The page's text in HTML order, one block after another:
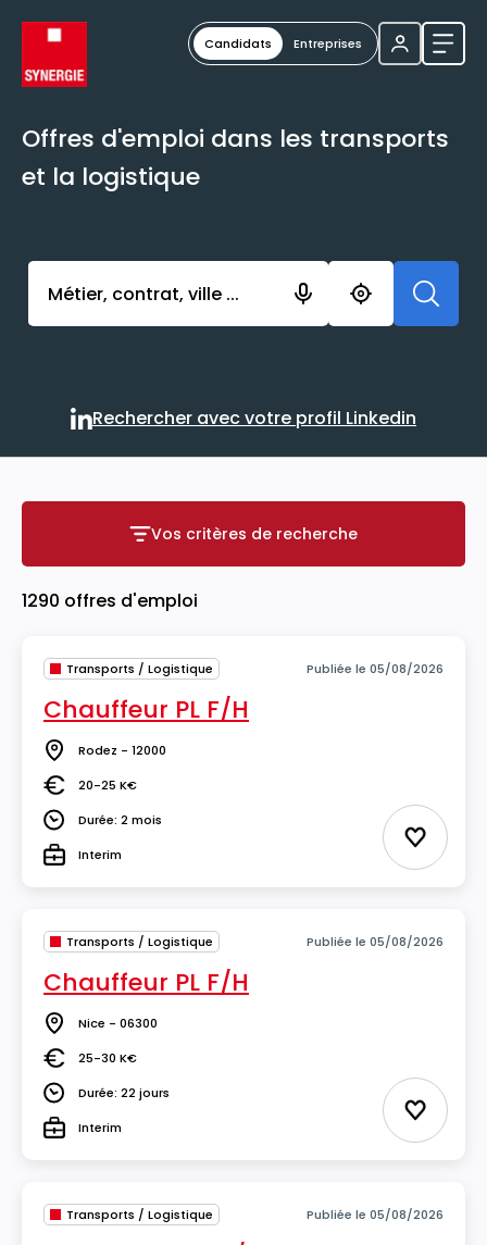
Candidats Entreprises
Offres d'emploi dans les transports
et la logistique
Activer l’élément pour lancer l’enregistrement.
Rechercher avec votre
Rechercher avec votre profil Linkedin
Vos critères de recherche
Vos critères de recherche
1290 offres d'emploi
Transports / Logistique Publiée le 05/08/2026
Chauffeur PL F/H
Lieu Rodez - 12000
Salaire20-25 K€
DuréeDurée: 2 mois
TypeInterim Ajouter
Transports / Logistique Publiée le 05/08/2026
Chauffeur PL F/H
Lieu Nice - 06300
Salaire25-30 K€
DuréeDurée: 22 jours
TypeInterim Ajouter
Transports / Logistique Publiée le 05/08/2026